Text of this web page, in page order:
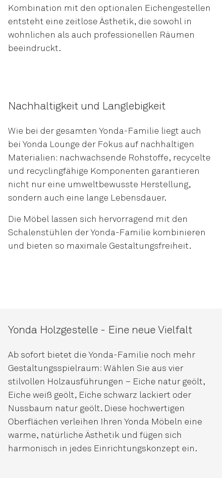
Kombination mit den optionalen Eichengestellen
entsteht eine zeitlose Ästhetik, die sowohl in
wohnlichen als auch professionellen Räumen
beeindruckt.
Nachhaltigkeit und Langlebigkeit
Wie bei der gesamten Yonda-Familie liegt auch
bei Yonda Lounge der Fokus auf nachhaltigen
Materialien: nachwachsende Rohstoffe, recycelte
und recyclingfähige Komponenten garantieren
nicht nur eine umweltbewusste Herstellung,
sondern auch eine lange Lebensdauer.
Die Möbel lassen sich hervorragend mit den
Schalenstühlen der Yonda-Familie kombinieren
und bieten so maximale Gestaltungsfreiheit.
Yonda Holzgestelle - Eine neue Vielfalt
Ab sofort bietet die Yonda-Familie noch mehr
Gestaltungsspielraum: Wählen Sie aus vier
stilvollen Holzausführungen – Eiche natur geölt,
Eiche weiß geölt, Eiche schwarz lackiert oder
Nussbaum natur geölt. Diese hochwertigen
Oberflächen verleihen Ihren Yonda Möbeln eine
warme, natürliche Ästhetik und fügen sich
harmonisch in jedes Einrichtungskonzept ein.